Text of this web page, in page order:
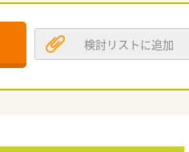
検討リストに追加